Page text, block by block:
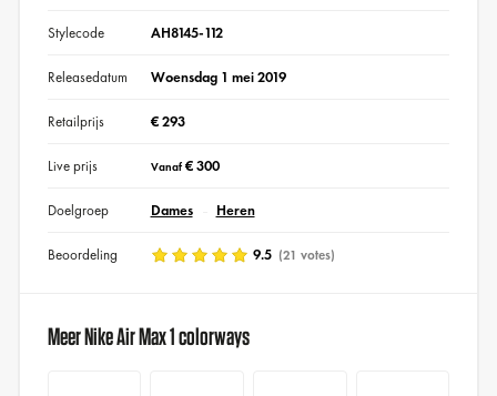
Stylecode AH8145-112
Releasedatum Woensdag 1 mei 2019
Retailprijs € 293
Live prijs Vanaf€ 300
Doelgroep Dames Heren
Beoordeling 9.5 (21 votes)
Meer Nike Air Max 1 colorways